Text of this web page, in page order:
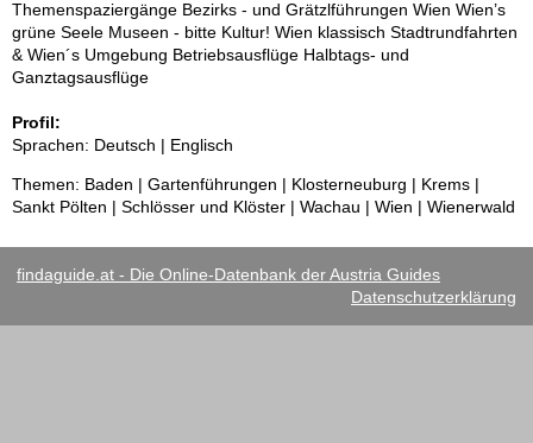
Themenspaziergänge Bezirks - und Grätzlführungen Wien Wien’s
grüne Seele Museen - bitte Kultur! Wien klassisch Stadtrundfahrten
& Wien´s Umgebung Betriebsausflüge Halbtags- und
Ganztagsausflüge
Profil:
Sprachen: Deutsch | Englisch
Themen: Baden | Gartenführungen | Klosterneuburg | Krems |
Sankt Pölten | Schlösser und Klöster | Wachau | Wien | Wienerwald
findaguide.at - Die Online-Datenbank der Austria Guides
Datenschutzerklärung